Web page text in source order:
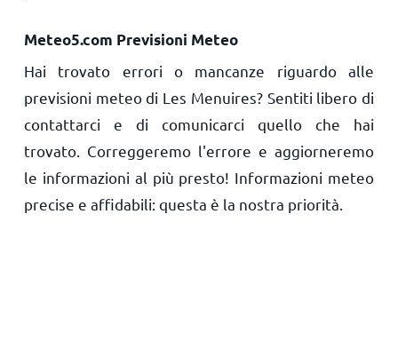
Meteo5.com Previsioni Meteo
Hai trovato errori o mancanze riguardo alle
previsioni meteo di Les Menuires? Sentiti libero di
contattarci e di comunicarci quello che hai
trovato. Correggeremo l'errore e aggiorneremo
le informazioni al più presto! Informazioni meteo
precise e affidabili: questa è la nostra priorità.